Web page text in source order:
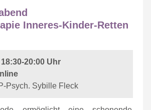
Inneres-Kinder-Retten
18:30-20:00 Uhr
Psych. Sybille Fleck